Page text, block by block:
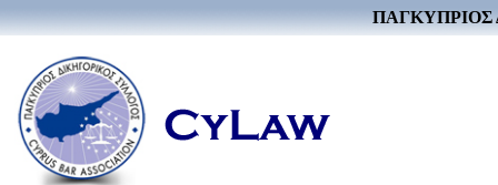
ΠΑΓΚΥΠΡΙΟΣ